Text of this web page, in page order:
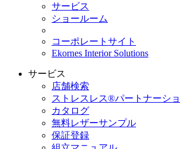
サービス
ショールーム
コーポレートサイト
Ekornes Interior Solutions
サービス
店舗検索
ストレスレス®パートナーシ
カタログ
無料レザーサンプル
保証登録